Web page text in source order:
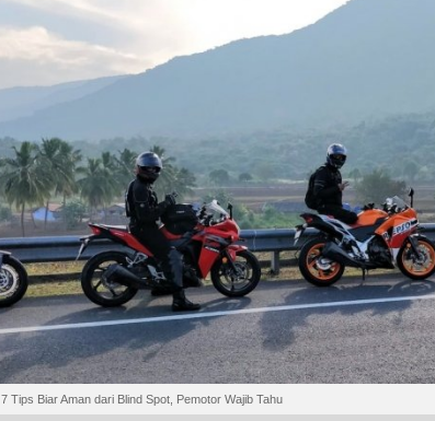
7 Tips Biar Aman dari Blind Spot, Pemotor Wajib Tahu